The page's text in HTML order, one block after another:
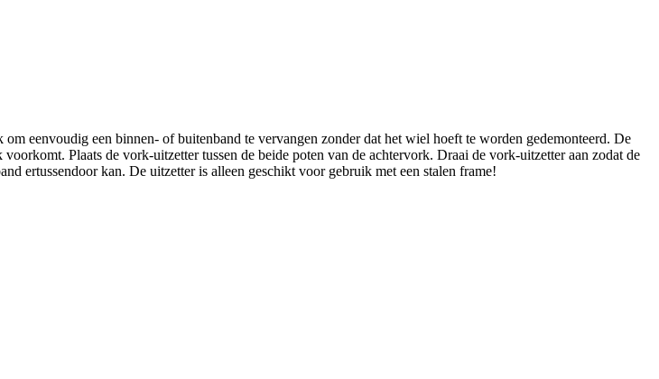
eenvoudig een binnen- of buitenband te vervangen zonder dat het wiel hoeft te worden gedemonteerd. De
Plaats de vork-uitzetter tussen de beide poten van de achtervork. Draai de vork-uitzetter aan zodat de
ertussendoor kan. De uitzetter is alleen geschikt voor gebruik met een stalen frame!